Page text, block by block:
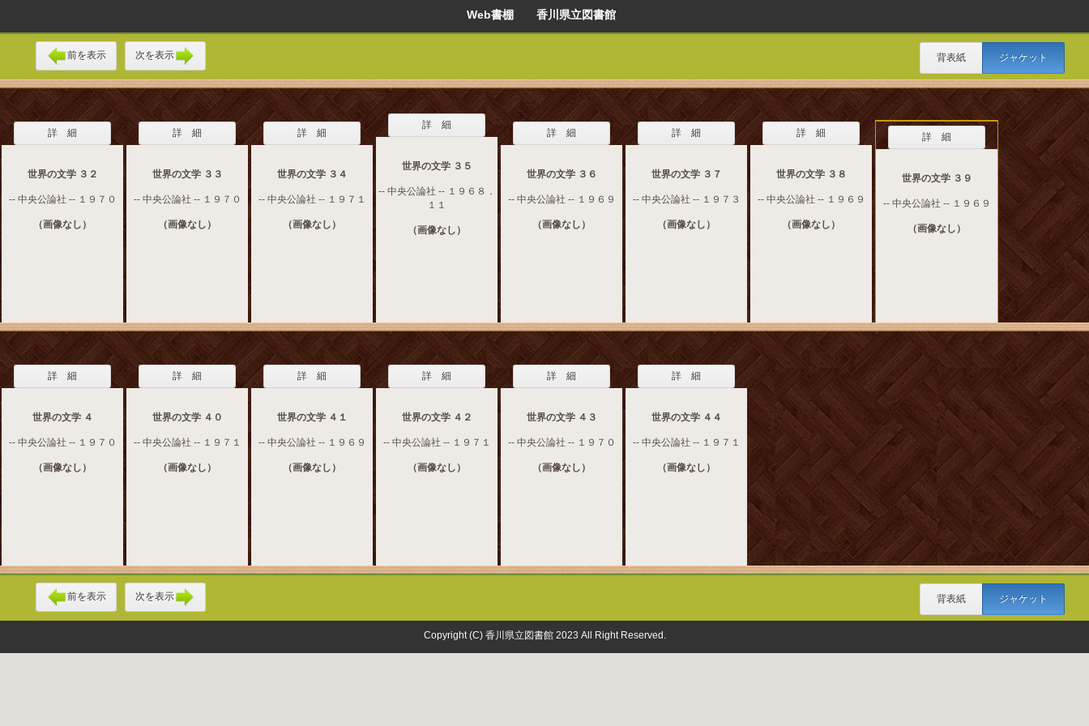
Web書棚 香川県立図書館
前を表示 次を表示 背表紙 ジャケット
詳 細
世界の文学 ３２
-- 中央公論社 -- １９７０
（画像なし）
詳 細
世界の文学 ３３
-- 中央公論社 -- １９７０
（画像なし）
詳 細
世界の文学 ３４
-- 中央公論社 -- １９７１
（画像なし）
詳 細
世界の文学 ３５
-- 中央公論社 -- １９６８．
１１
（画像なし）
詳 細
世界の文学 ３６
-- 中央公論社 -- １９６９
（画像なし）
詳 細
世界の文学 ３７
-- 中央公論社 -- １９７３
（画像なし）
詳 細
世界の文学 ３８
-- 中央公論社 -- １９６９
（画像なし）
詳 細
世界の文学 ３９
-- 中央公論社 -- １９６９
（画像なし）
詳 細
世界の文学 ４
-- 中央公論社 -- １９７０
（画像なし）
詳 細
世界の文学 ４０
-- 中央公論社 -- １９７１
（画像なし）
詳 細
世界の文学 ４１
-- 中央公論社 -- １９６９
（画像なし）
詳 細
世界の文学 ４２
-- 中央公論社 -- １９７１
（画像なし）
詳 細
世界の文学 ４３
-- 中央公論社 -- １９７０
（画像なし）
詳 細
世界の文学 ４４
-- 中央公論社 -- １９７１
（画像なし）
前を表示 次を表示 背表紙 ジャケット
Copyright (C) 香川県立図書館 2023 All Right Reserved.